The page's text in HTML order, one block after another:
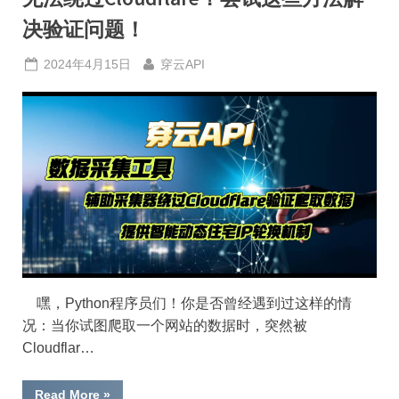
决验证问题！
Posted
2024年4月15日 By
穿云API
嘿，Python程序员们！你是否曾经遇到过这样的情
况：当你试图爬取一个网站的数据时，突然被
Cloudflar…
Read More“无
»